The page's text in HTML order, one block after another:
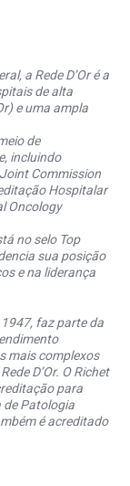
a Rede D’Or é a
de alta
e uma ampla
de
incluindo
Commission
Hospitalar
Oncology
no selo Top
sua posição
e na liderança
faz parte da
mais complexos
D’Or. O Richet
para
de Patologia
é acreditado